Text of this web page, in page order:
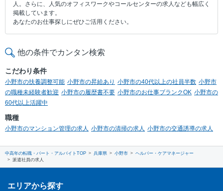
人。さらに、人気のオフィスワークやコールセンターの求人なども幅広く
掲載しています。
あなたのお仕事探しにぜひご活用ください。
他の条件でカンタン検索
こだわり条件
小野市の扶養調整可能 小野市の昇給あり 小野市の40代以上の社員半数 小野市
の職種未経験者歓迎 小野市の履歴書不要 小野市のお仕事ブランクOK 小野市の
60代以上活躍中
職種
小野市のマンション管理の求人 小野市の清掃の求人 小野市の交通誘導の求人
中高年の転職・パート・アルバイトTOP 兵庫県 小野市
ヘルパー・ケアマネージャー
派遣社員の求人
エリアから探す